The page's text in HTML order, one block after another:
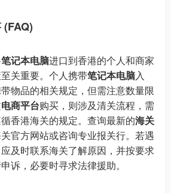
(FAQ)
笔记本电脑进口到香港的个人和商家
关重要。个人携带笔记本电脑入
物品的相关规定，但需注意数量限
电商平台购买，则涉及清关流程，需
香港海关的规定。查询最新的海关
关官方网站或咨询专业报关行。若遇
及时联系海关了解原因，并按要求
诉，必要时寻求法律援助。